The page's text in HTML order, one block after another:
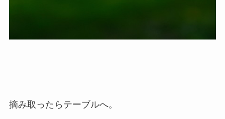
摘み取ったらテーブルへ。